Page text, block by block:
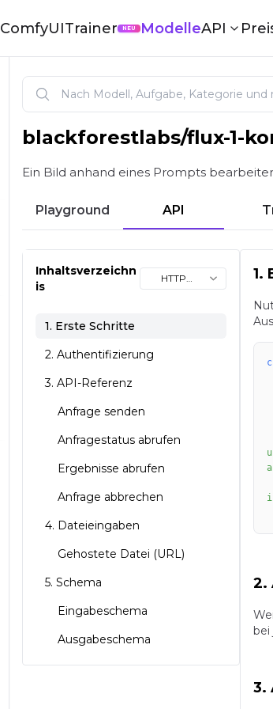
ComfyUITrainer NEU ModelleAPI
FLUX Kontext Max Bildbearbeitung
blackforestlabs/flux-1-
Ein Bild anhand eines Prompts
Playground API
Inhaltsverzeichn
is
HTTP
(cURL)
1. Erste Schritte
2. Authentifizierung
3. API-Referenz
Anfrage senden
Anfragestatus abrufen
Ergebnisse abrufen
Anfrage abbrechen
4. Dateieingaben
Gehostete Datei (URL)
5. Schema
Eingabeschema
Ausgabeschema
1.
2.
bei
3.